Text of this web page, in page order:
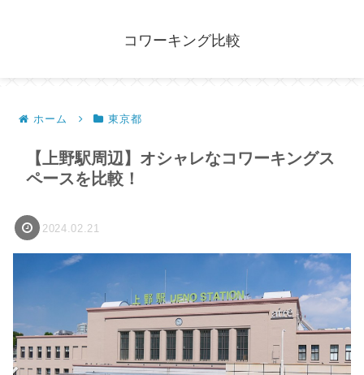
コワーキング比較
ホーム 東京都
【上野駅周辺】オシャレなコワーキングス
ペースを比較！
2024.02.21